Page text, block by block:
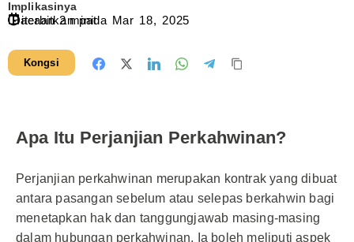
Implikasinya
Diterbitkan pada Mar 18, 2025
Bacaan2 minit
Kongsi
Apa Itu Perjanjian Perkahwinan?
Perjanjian perkahwinan merupakan kontrak yang dibuat
antara pasangan sebelum atau selepas berkahwin bagi
menetapkan hak dan tanggungjawab masing-masing
dalam hubungan perkahwinan. Ia boleh meliputi aspek